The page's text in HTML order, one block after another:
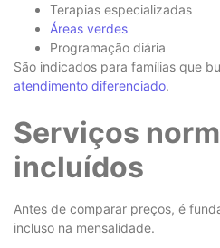
Terapias especializadas
Áreas verdes
Programação diária
São indicados para famílias que
atendimento diferenciado.
Serviços
incluídos
Antes de comparar preços, é
incluso na mensalidade.